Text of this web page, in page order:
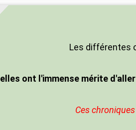
Les différentes
elles ont l'immense mérite
Ces